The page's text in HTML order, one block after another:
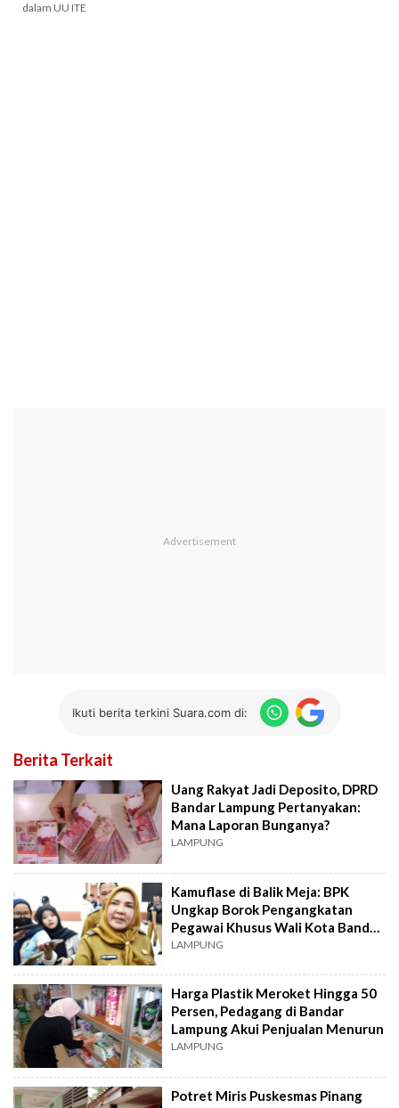
dalam UU ITE
Ikuti berita terkini Suara.com di:
Berita Terkait
Uang Rakyat Jadi Deposito, DPRD
Bandar Lampung Pertanyakan:
Mana Laporan Bunganya?
LAMPUNG
Kamuflase di Balik Meja: BPK
Ungkap Borok Pengangkatan
Pegawai Khusus Wali Kota Bandar
Lampung
LAMPUNG
Harga Plastik Meroket Hingga 50
Persen, Pedagang di Bandar
Lampung Akui Penjualan Menurun
LAMPUNG
Potret Miris Puskesmas Pinang